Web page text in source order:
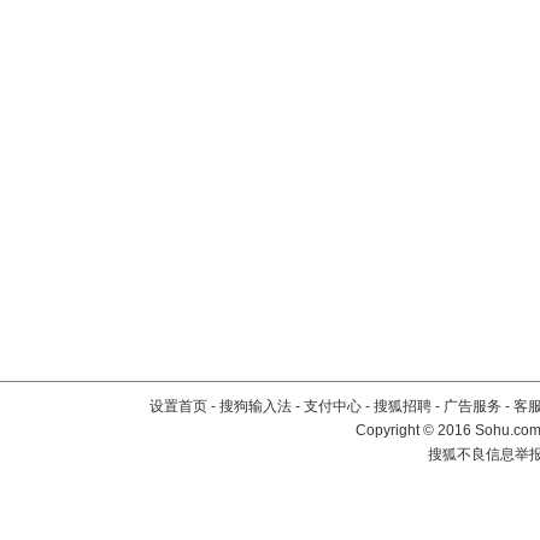
设置首页 - 搜狗输入法 - 支付中心 - 搜狐招聘 - 广告服务 - 客
Copyright©2016
搜狐不良信息举